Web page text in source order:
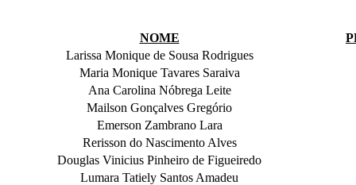
NOME
Larissa Monique de Sousa Rodrigues
Maria Monique Tavares Saraiva
Ana Carolina Nóbrega Leite
Mailson Gonçalves Gregório
Emerson Zambrano Lara
Rerisson do Nascimento Alves
Douglas Vinicius Pinheiro de Figueiredo
Lumara Tatiely Santos Amadeu